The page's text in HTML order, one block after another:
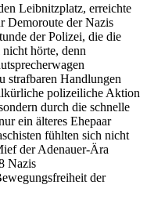
Leibnitzplatz, erreichte
Demoroute der Nazis
der Polizei, die die
hörte, denn
strafbaren Handlungen
polizeiliche Aktion
durch die schnelle
ein älteres Ehepaar
fühlten sich nicht
der Adenauer-Ära
Nazis
der